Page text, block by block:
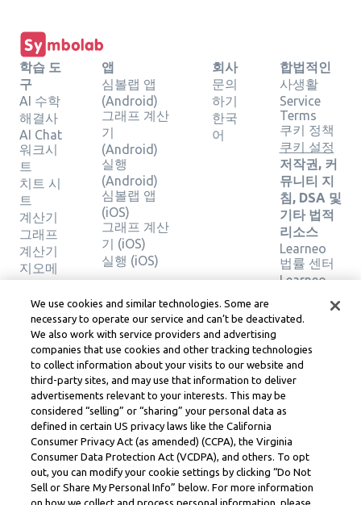
학습 도
구
AI 수학
해결사
AI Chat
워크시
트
치트 시
트
계산기
그래프
계산기
지오메
트리 계
산기
솔루션
확인
앱
심볼랩 앱
(Android)
그래프 계산
기
(Android)
실행
(Android)
심볼랩 앱
(iOS)
그래프 계산
기 (iOS)
실행 (iOS)
회사
문의
하기
한국
어
합법적인
사생활
Service
Terms
쿠키 정책
쿠키 설정
저작권, 커
뮤니티 지
침, DSA 및
기타 법적
리소스
Learneo
법률 센터
Learneo
Symbolab, a Learneo, Inc. business
© Learneo, Inc. 2024
We use cookies and similar technologies. Some are
necessary to operate our service and can’t be deactivated.
We also work with service providers and advertising
companies that use cookies and other tracking technologies
to collect information about your visits to our website and
third-party sites, and may use that information to deliver
advertisements relevant to your interests. This may be
considered “selling” or “sharing” your personal data as
defined in certain US privacy laws like the California
Consumer Privacy Act (as amended) (CCPA), the Virginia
Consumer Data Protection Act (VCDPA), and others. To opt
out, you can modify your cookie settings by clicking “Do Not
Sell or Share My Personal Info” below. For more information
on how we collect and process personal information, please